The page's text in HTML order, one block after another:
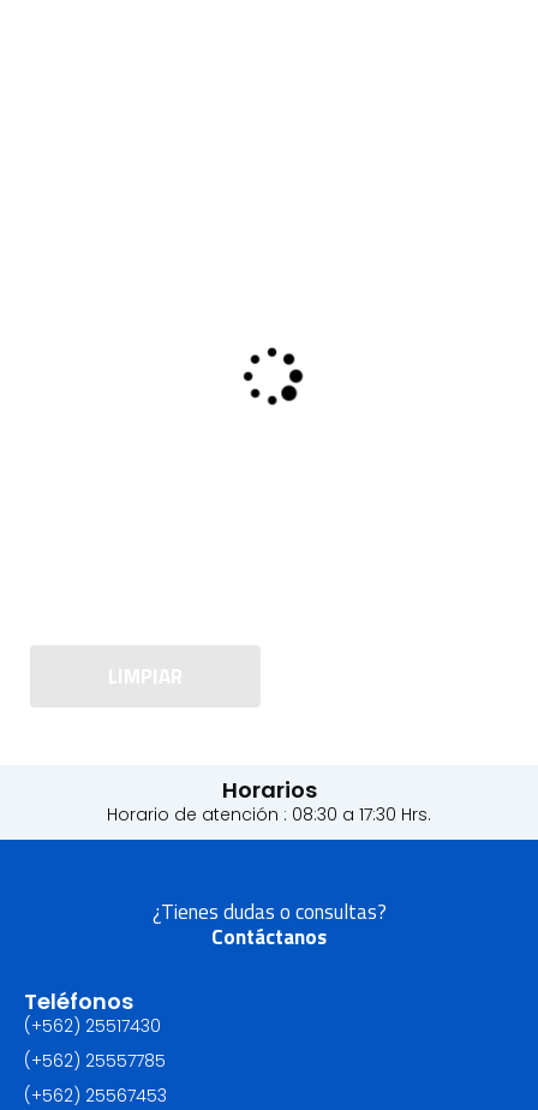
LIMPIAR
Horarios
Horario de atención : 08:30 a 17:30 Hrs.
¿Tienes dudas o consultas?
Contáctanos
Teléfonos
(+562) 25517430‬
(+562) 25557785
(+562) 25567453‬